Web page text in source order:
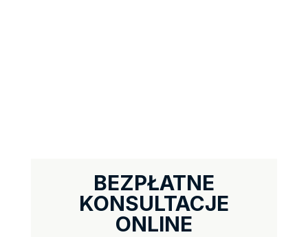
BEZPŁATNE
KONSULTACJE
ONLINE